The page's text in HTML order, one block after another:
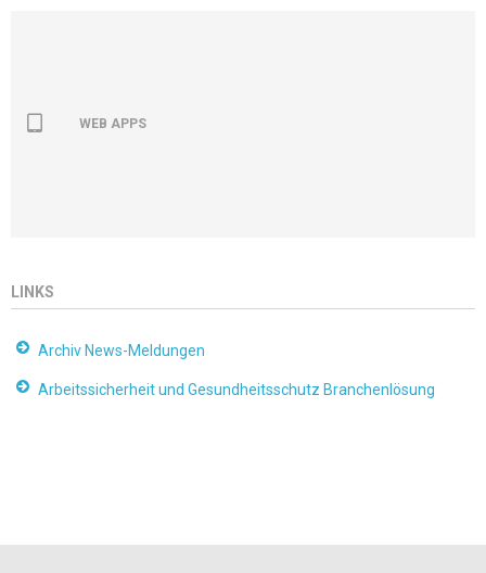
WEB APPS
LINKS
Archiv News-Meldungen
Arbeitssicherheit und Gesundheitsschutz Branchenlösung